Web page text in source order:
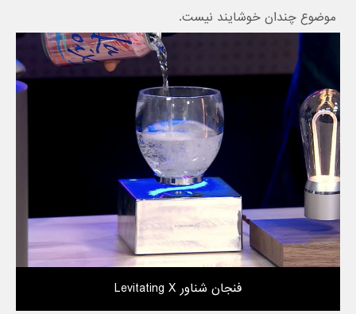
موضوع چندان خوشایند نیست.
فنجان شناور Levitating X